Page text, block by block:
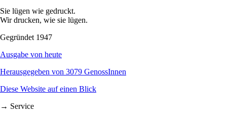
Sie lügen wie gedruckt.
Wir drucken, wie sie lügen.
Gegründet 1947
Ausgabe von heute
Herausgegeben von 3079 GenossInnen
Diese Website auf einen Blick
→ Service